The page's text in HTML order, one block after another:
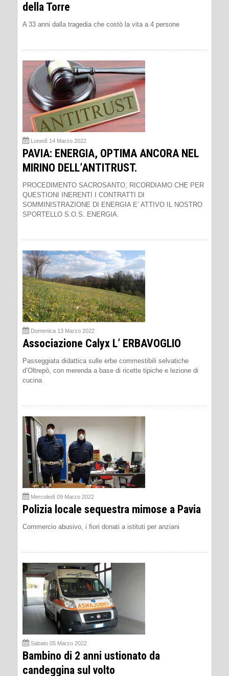
della Torre
A 33 anni dalla tragedia che costò la vita a 4 persone
Lunedì 14 Marzo 2022
PAVIA: ENERGIA, OPTIMA ANCORA NEL
MIRINO DELL’ANTITRUST.
PROCEDIMENTO SACROSANTO, RICORDIAMO CHE PER
QUESTIONI INERENTI I CONTRATTI DI
SOMMINISTRAZIONE DI ENERGIA E’ ATTIVO IL NOSTRO
SPORTELLO S.O.S. ENERGIA.
Domenica 13 Marzo 2022
Associazione Calyx L’ ERBAVOGLIO
Passeggiata didattica sulle erbe commestibili selvatiche
d’Oltrepò, con merenda a base di ricette tipiche e lezione di
cucina
Mercoledì 09 Marzo 2022
Polizia locale sequestra mimose a Pavia
Commercio abusivo, i fiori donati a istituti per anziani
Sabato 05 Marzo 2022
Bambino di 2 anni ustionato da
candeggina sul volto